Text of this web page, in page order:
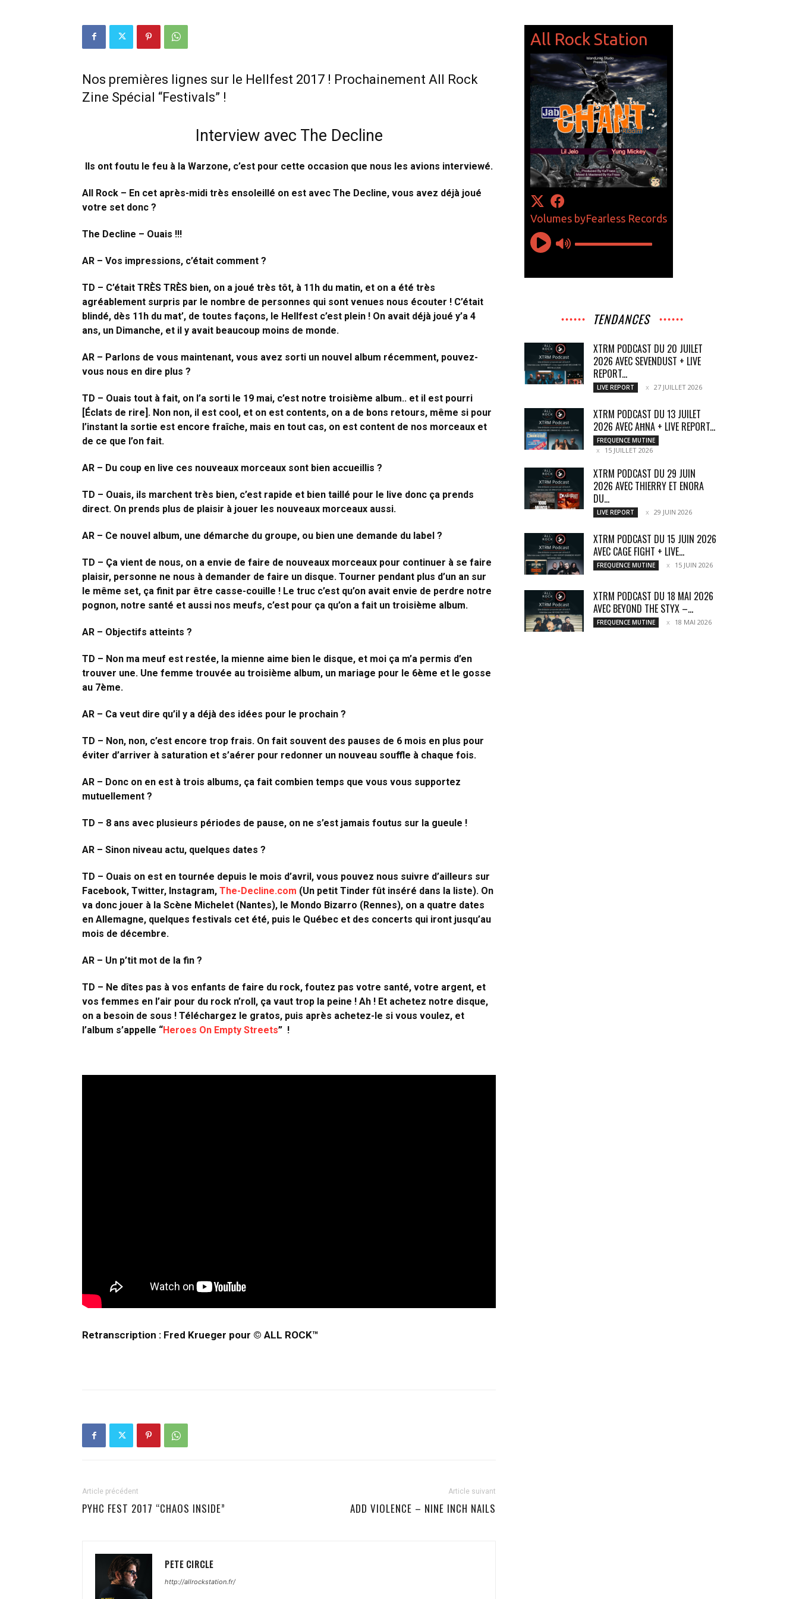
Nos premières lignes sur le Hellfest 2017 ! Prochainement All Rock
Zine Spécial “Festivals” !
Interview avec The Decline
Ils ont foutu le feu à la Warzone, c’est pour cette occasion que nous les avions interviewé.
All Rock – En cet après-midi très ensoleillé on est avec The Decline, vous avez déjà joué
votre set donc ?
The Decline – Ouais !!!
AR – Vos impressions, c’était comment ?
TD – C’était TRÈS TRÈS bien, on a joué très tôt, à 11h du matin, et on a été très
agréablement surpris par le nombre de personnes qui sont venues nous écouter ! C’était
blindé, dès 11h du mat’, de toutes façons, le Hellfest c’est plein ! On avait déjà joué y’a 4
ans, un Dimanche, et il y avait beaucoup moins de monde.
AR – Parlons de vous maintenant, vous avez sorti un nouvel album récemment, pouvez-
vous nous en dire plus ?
TD – Ouais tout à fait, on l’a sorti le 19 mai, c’est notre troisième album.. et il est pourri
[Éclats de rire]. Non non, il est cool, et on est contents, on a de bons retours, même si pour
l’instant la sortie est encore fraîche, mais en tout cas, on est content de nos morceaux et
de ce que l’on fait.
AR – Du coup en live ces nouveaux morceaux sont bien accueillis ?
TD – Ouais, ils marchent très bien, c’est rapide et bien taillé pour le live donc ça prends
direct. On prends plus de plaisir à jouer les nouveaux morceaux aussi.
AR – Ce nouvel album, une démarche du groupe, ou bien une demande du label ?
TD – Ça vient de nous, on a envie de faire de nouveaux morceaux pour continuer à se faire
plaisir, personne ne nous à demander de faire un disque. Tourner pendant plus d’un an sur
le même set, ça finit par être casse-couille ! Le truc c’est qu’on avait envie de perdre notre
pognon, notre santé et aussi nos meufs, c’est pour ça qu’on a fait un troisième album.
AR – Objectifs atteints ?
TD – Non ma meuf est restée, la mienne aime bien le disque, et moi ça m’a permis d’en
trouver une. Une femme trouvée au troisième album, un mariage pour le 6ème et le gosse
au 7ème.
AR – Ca veut dire qu’il y a déjà des idées pour le prochain ?
TD – Non, non, c’est encore trop frais. On fait souvent des pauses de 6 mois en plus pour
éviter d’arriver à saturation et s’aérer pour redonner un nouveau souffle à chaque fois.
AR – Donc on en est à trois albums, ça fait combien temps que vous vous supportez
mutuellement ?
TD – 8 ans avec plusieurs périodes de pause, on ne s’est jamais foutus sur la gueule !
AR – Sinon niveau actu, quelques dates ?
TD – Ouais on est en tournée depuis le mois d’avril, vous pouvez nous suivre d’ailleurs sur
Facebook, Twitter, Instagram, The-Decline.com (Un petit Tinder fût inséré dans la liste). On
va donc jouer à la Scène Michelet (Nantes), le Mondo Bizarro (Rennes), on a quatre dates
en Allemagne, quelques festivals cet été, puis le Québec et des concerts qui iront jusqu’au
mois de décembre.
AR – Un p’tit mot de la fin ?
TD – Ne dîtes pas à vos enfants de faire du rock, foutez pas votre santé, votre argent, et
vos femmes en l’air pour du rock n’roll, ça vaut trop la peine ! Ah ! Et achetez notre disque,
on a besoin de sous ! Téléchargez le gratos, puis après achetez-le si vous voulez, et
l’album s’appelle “Heroes On Empty Streets” !
Retranscription : Fred Krueger pour © ALL ROCK™
Article précédent
PYHC FEST 2017 “CHAOS INSIDE”
Article suivant
ADD VIOLENCE – NINE INCH NAILS
PETE CIRCLE
http://allrockstation.fr/
TENDANCES
XTRM PODCAST DU 20 JUILET
2026 AVEC SEVENDUST + LIVE
REPORT...
LIVE REPORT 27 JUILLET 2026
XTRM PODCAST DU 13 JUILET
2026 AVEC AĦNA + LIVE REPORT...
FREQUENCE MUTINE
15 JUILLET 2026
XTRM PODCAST DU 29 JUIN
2026 AVEC THIERRY ET ENORA
DU...
LIVE REPORT 29 JUIN 2026
XTRM PODCAST DU 15 JUIN 2026
AVEC CAGE FIGHT + LIVE...
FREQUENCE MUTINE 15 JUIN 2026
XTRM PODCAST DU 18 MAI 2026
AVEC BEYOND THE STYX –...
FREQUENCE MUTINE 18 MAI 2026